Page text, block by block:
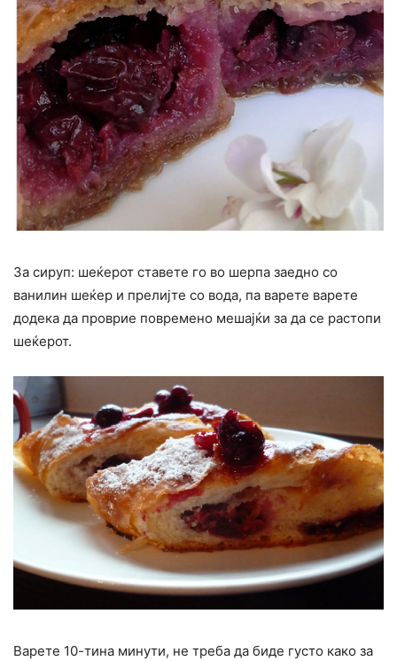
За сируп: шеќерот ставете го во шерпа заедно со
ванилин шеќер и прелијте со вода, па варете варете
додека да проврие повремено мешајќи за да се растопи
шеќерот.
Варете 10-тина минути, не треба да биде густо како за